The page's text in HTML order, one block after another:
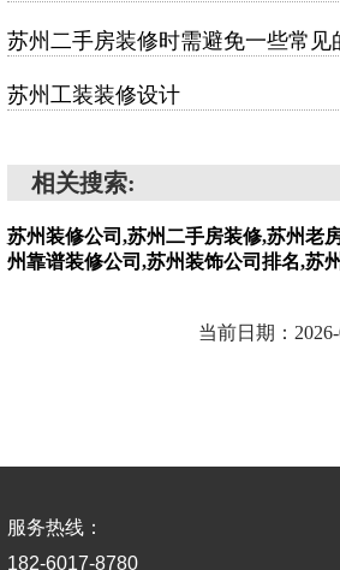
苏州二手房装修时需避免一些常见
苏州工装装修设计
相关搜索:
苏州装修公司,苏州二手房装修,苏州老
州靠谱装修公司,苏州装饰公司排名,苏
当前日期：
服务热线：
182-6017-8780